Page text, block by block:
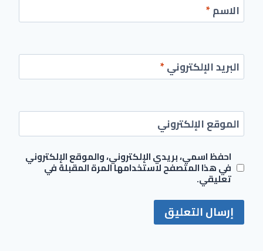
الاسم*
البريد الإلكتروني*
الموقع الإلكتروني
احفظ اسمي، بريدي الإلكتروني، والموقع الإلكتروني
في هذا المتصفح لاستخدامها المرة المقبلة في
تعليقي.